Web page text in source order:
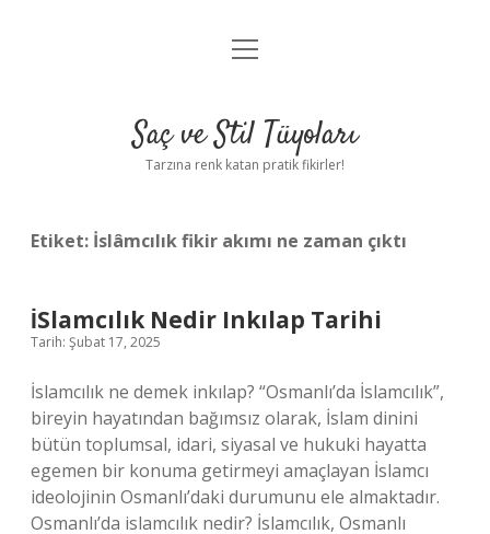
Anasayfa
Yasal Uyarı
menüyü
Saç ve Stil Tüyoları
Tarzına renk katan pratik fikirler!
Etiket: İslâmcılık fikir akımı ne zaman çıktı
İSlamcılık Nedir Inkılap Tarihi
Tarih: Şubat 17, 2025
İslamcılık ne demek inkılap? “Osmanlı’da İslamcılık”,
bireyin hayatından bağımsız olarak, İslam dinini
bütün toplumsal, idari, siyasal ve hukuki hayatta
egemen bir konuma getirmeyi amaçlayan İslamcı
ideolojinin Osmanlı’daki durumunu ele almaktadır.
Osmanlı’da islamcılık nedir? İslamcılık, Osmanlı